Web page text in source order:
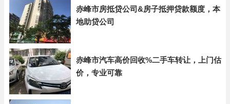
赤峰市房抵贷公司&房子抵押贷款额度，本
地助贷公司
赤峰市汽车高价回收%二手车转让，上门估
价，专业可靠